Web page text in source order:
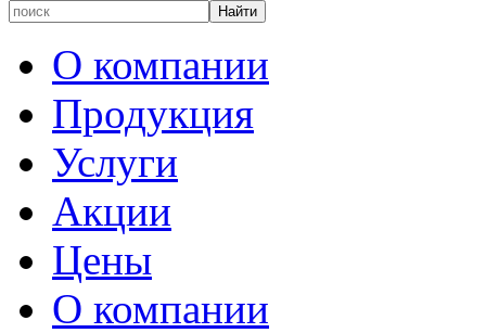
О компании
Продукция
Услуги
Акции
Цены
О компании